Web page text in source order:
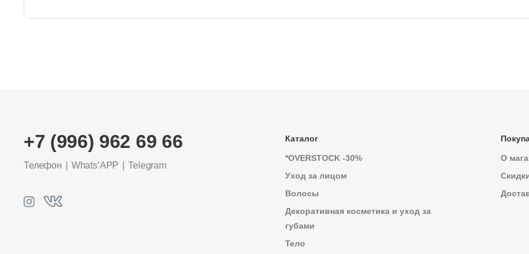
+7 (996) 962 69 66
Телефон Whats’APP Telegram
Каталог
*OVERSTOCK -30%
Уход за лицом
Волосы
Декоративная косметика и уход за
губами
Тело
О